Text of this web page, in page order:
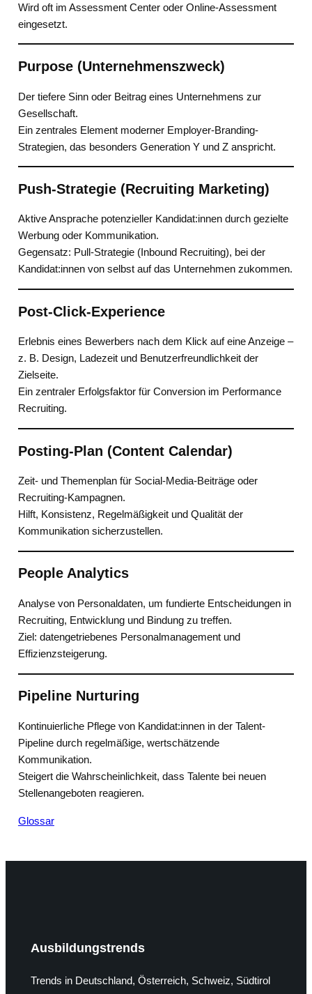
Wird oft im Assessment Center oder Online-Assessment
eingesetzt.
Purpose (Unternehmenszweck)
Der tiefere Sinn oder Beitrag eines Unternehmens zur
Gesellschaft.
Ein zentrales Element moderner Employer-Branding-
Strategien, das besonders Generation Y und Z anspricht.
Push-Strategie (Recruiting Marketing)
Aktive Ansprache potenzieller Kandidat:innen durch gezielte
Werbung oder Kommunikation.
Gegensatz: Pull-Strategie (Inbound Recruiting), bei der
Kandidat:innen von selbst auf das Unternehmen zukommen.
Post-Click-Experience
Erlebnis eines Bewerbers nach dem Klick auf eine Anzeige –
z. B. Design, Ladezeit und Benutzerfreundlichkeit der
Zielseite.
Ein zentraler Erfolgsfaktor für Conversion im Performance
Recruiting.
Posting-Plan (Content Calendar)
Zeit- und Themenplan für Social-Media-Beiträge oder
Recruiting-Kampagnen.
Hilft, Konsistenz, Regelmäßigkeit und Qualität der
Kommunikation sicherzustellen.
People Analytics
Analyse von Personaldaten, um fundierte Entscheidungen in
Recruiting, Entwicklung und Bindung zu treffen.
Ziel: datengetriebenes Personalmanagement und
Effizienzsteigerung.
Pipeline Nurturing
Kontinuierliche Pflege von Kandidat:innen in der Talent-
Pipeline durch regelmäßige, wertschätzende
Kommunikation.
Steigert die Wahrscheinlichkeit, dass Talente bei neuen
Stellenangeboten reagieren.
Glossar
Ausbildungstrends
Trends in Deutschland, Österreich, Schweiz, Südtirol